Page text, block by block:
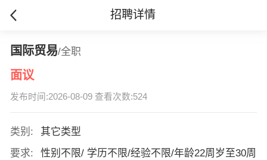
招聘详情
国际贸易/全职
面议
发布时间:2026-08-09 查看次数:524
类别:
其它类型
要求:
性别不限/ 学历不限/经验不限/年龄22周岁至30周